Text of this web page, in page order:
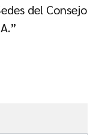
del Consejo